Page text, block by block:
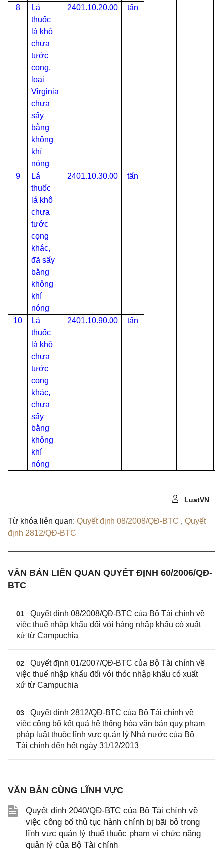
8
Lá
thuốc
lá khô
chưa
tước
cọng,
loại
Virginia
chưa
sấy
bằng
không
khí
nóng
2401.10.20.00 tấn
9
Lá
thuốc
lá khô
chưa
tước
cọng
khác,
đã sấy
bằng
không
khí
nóng
2401.10.30.00 tấn
10
Lá
thuốc
lá khô
chưa
tước
cọng
khác,
chưa
sấy
bằng
không
khí
nóng
2401.10.90.00 tấn
LuatVN
Từ khóa liên quan: Quyết định 08/2008/QĐ-BTC , Quyết
định 2812/QĐ-BTC
VĂN BẢN LIÊN QUAN QUYẾT ĐỊNH 60/2006/QĐ-
BTC
01
Quyết định 08/2008/QĐ-BTC của Bộ Tài chính về
việc thuế nhập khẩu đối với hàng nhập khẩu có xuất
xứ từ Campuchia
02
Quyết định 01/2007/QĐ-BTC của Bộ Tài chính về
việc thuế nhập khẩu đối với thóc nhập khẩu có xuất
xứ từ Campuchia
03
Quyết định 2812/QĐ-BTC của Bộ Tài chính về
việc công bố kết quả hệ thống hóa văn bản quy phạm
pháp luật thuộc lĩnh vực quản lý Nhà nước của Bộ
Tài chính đến hết ngày 31/12/2013
VĂN BẢN CÙNG LĨNH VỰC
Quyết định 2040/QĐ-BTC của Bộ Tài chính về
việc công bố thủ tục hành chính bị bãi bỏ trong
lĩnh vực quản lý thuế thuộc phạm vi chức năng
quản lý của Bộ Tài chính